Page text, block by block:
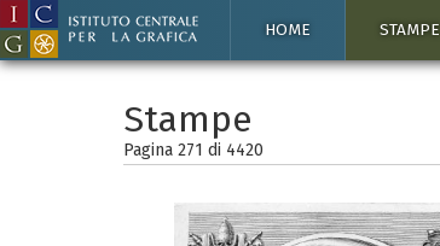
HOME STAMPE
Stampe
Pagina 271 di 4420